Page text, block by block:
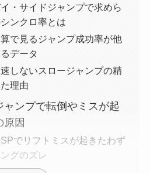
・サイドジャンプで求めら
ンクロ率とは
で見るジャンプ成功率が他
データ
しないスロージャンプの精
理由
ャンプで転倒やミスが起
原因
でリフトミスが起きたわず
グのズレ